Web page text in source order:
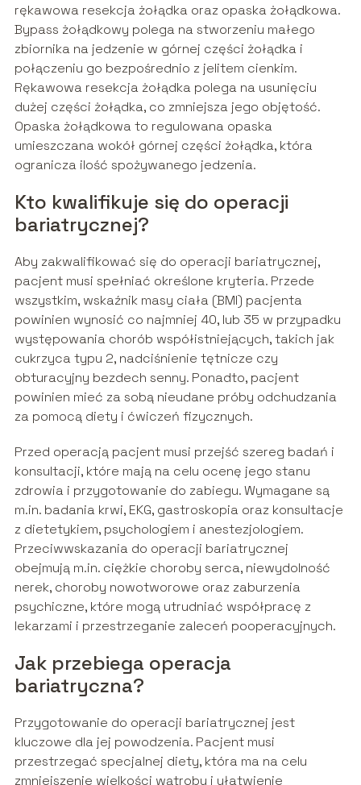
rękawowa resekcja żołądka oraz opaska żołądkowa.
Bypass żołądkowy polega na stworzeniu małego
zbiornika na jedzenie w górnej części żołądka i
połączeniu go bezpośrednio z jelitem cienkim.
Rękawowa resekcja żołądka polega na usunięciu
dużej części żołądka, co zmniejsza jego objętość.
Opaska żołądkowa to regulowana opaska
umieszczana wokół górnej części żołądka, która
ogranicza ilość spożywanego jedzenia.
Kto kwalifikuje się do operacji
bariatrycznej?
Aby zakwalifikować się do operacji bariatrycznej,
pacjent musi spełniać określone kryteria. Przede
wszystkim, wskaźnik masy ciała (BMI) pacjenta
powinien wynosić co najmniej 40, lub 35 w przypadku
występowania chorób współistniejących, takich jak
cukrzyca typu 2, nadciśnienie tętnicze czy
obturacyjny bezdech senny. Ponadto, pacjent
powinien mieć za sobą nieudane próby odchudzania
za pomocą diety i ćwiczeń fizycznych.
Przed operacją pacjent musi przejść szereg badań i
konsultacji, które mają na celu ocenę jego stanu
zdrowia i przygotowanie do zabiegu. Wymagane są
m.in. badania krwi, EKG, gastroskopia oraz konsultacje
z dietetykiem, psychologiem i anestezjologiem.
Przeciwwskazania do operacji bariatrycznej
obejmują m.in. ciężkie choroby serca, niewydolność
nerek, choroby nowotworowe oraz zaburzenia
psychiczne, które mogą utrudniać współpracę z
lekarzami i przestrzeganie zaleceń pooperacyjnych.
Jak przebiega operacja
bariatryczna?
Przygotowanie do operacji bariatrycznej jest
kluczowe dla jej powodzenia. Pacjent musi
przestrzegać specjalnej diety, która ma na celu
zmniejszenie wielkości wątroby i ułatwienie